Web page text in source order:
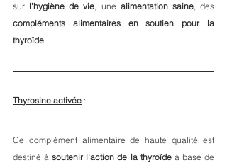
sur l’hygiène de vie, une alimentation saine
compléments alimentaires en soutien pour la
thyroïde.
Thyrosine activée :
Ce complément alimentaire de haute qualité est
destiné à soutenir l'action de la thyroïde à base de